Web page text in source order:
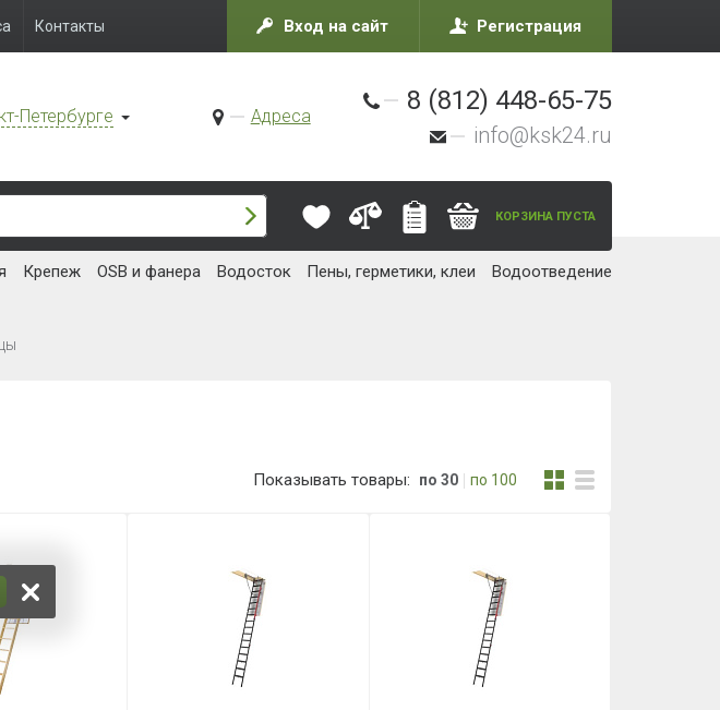
Контакты Вход на сайт Регистрация
Петербурге Адреса
8 (812) 448-65-75
info@ksk24.ru
КОРЗИНА ПУСТА
Крепеж OSB и фанера Водосток Пены, герметики, клеи Водоотведение
Показывать товары: по 30 по 100